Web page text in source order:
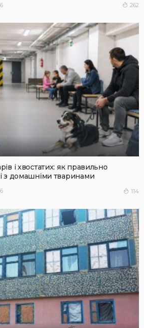
262
і хвостатих: як правильно
з домашніми тваринами
114